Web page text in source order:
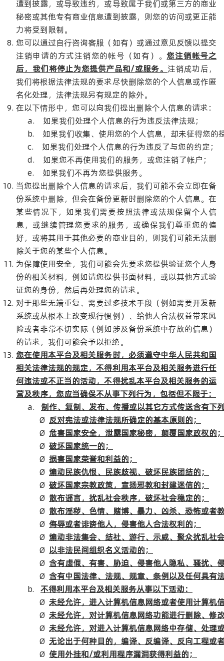
遭到披露，或导致违约，或导致属于我们或第三方的商业
秘密或其他专有商业信息遭到披露，则您的访问或更正能
力将受到限制。
您可以通过自行咨询客服（如有）或通过意见反馈以提交
注销申请的方式注销您的帐号（如有）。您注销帐号之
后，我们将停止为您提供产品和/或服务。 注销成功后，
我们将根据法律法规的要求尽快删除您的个人信息或作匿
名化处理，法律法规另有规定的除外。
在以下情形中，您可以向我们提出删除个人信息的请求：
a. 如果我们处理个人信息的行为违反法律法规；
b. 如果我们收集、使用您的个人信息，却未征得您的
c. 如果我们处理个人信息的行为违反了与您的约定；
d. 如果您不再使用我们的服务，或您注销了帐户；
e. 如果我们不再为您提供服务。
当您提出删除个人信息的请求后，我们可能不会立即在备
份系统中删除，但会在备份更新时删除您的个人信息。在
某些情况下，如果我们需要按照法律或法规保留个人信
息，或继续管理您要求的服务，或确保我们尊重您的偏
好，或将其用于其他必要的商业目的，则我们可能无法删
除关于您的某些个人信息。
为保障使用安全，我们可能会先要求您提供验证您个人身
份的相关材料，例如请您提供书面材料，或以其他方式验
证您的身份，然后再处理您的请求。
对于那些无端重复、需要过多技术手段（例如需要开发新
系统或从根本上改变现行惯例）、给他人合法权益带来风
险或者非常不切实际（例如涉及备份系统中存放的信息）
的请求，我们可能会予以拒绝。
您在使用本平台及相关服务时，必须遵守中华人民共和国
相关法律法规的规定，不得利用本平台及相关服务进行任
何违法或不正当的活动，不得扰乱本平台及相关服务的运
营及秩序，您应当确保不从事下列行为，包括但不限于：
a. 制作、复制、发布、传播或以其它方式传送含有下
Ø 反对宪法或法律法规所确定的基本原则的；
Ø 危害国家安全，泄露国家秘密，颠覆国家政权的
Ø 破坏国家统一的；
Ø 损害国家荣誉和利益的；
Ø 煽动民族仇恨、民族歧视、破坏民族团结的；
Ø 破坏国家宗教政策，宣扬邪教和封建迷信的；
Ø 散布谣言，扰乱社会秩序，破坏社会稳定的；
Ø 散布淫秽、色情、赌博、暴力、凶杀、恐怖或者
Ø 侮辱或者诽谤他人，侵害他人合法权利的；
Ø 煽动非法集会、结社、游行、示威、聚众扰乱社
Ø 以非法民间组织名义活动的；
Ø 含有虚假、有害、胁迫、侵害他人隐私、骚扰、
Ø 含有中国法律、法规、规章、条例以及任何具有
b. 不得利用本平台及相关服务从事以下活动：
Ø 未经允许，进入计算机信息网络或者使用计算机
Ø 未经允许，对计算机信息网络功能进行删除、修
Ø 未经允许，对进入计算机信息网络中存储、处理
Ø 无论出于何种目的，编译、反编译、反向工程或
Ø 使用外挂和/或利用程序漏洞获得利益的；